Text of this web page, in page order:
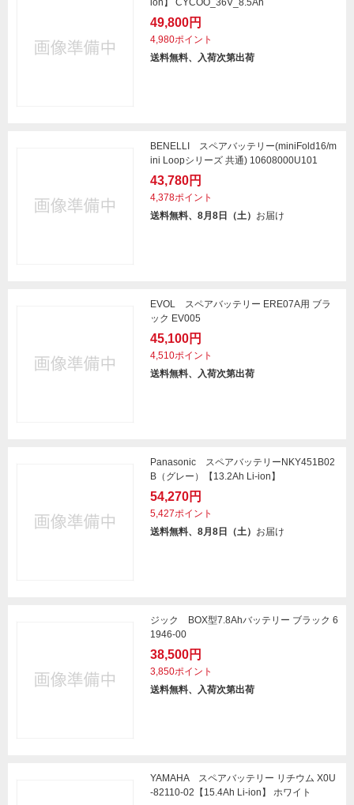
ion】 CYCOO_36V_8.5Ah
49,800円
4,980ポイント
送料無料、入荷次第出荷
BENELLI スペアバッテリー(miniFold16/m
ini Loopシリーズ 共通) 10608000U101
43,780円
4,378ポイント
送料無料、8月8日（土） お届け
EVOL スペアバッテリー ERE07A用 ブラ
ック EV005
45,100円
4,510ポイント
送料無料、入荷次第出荷
Panasonic スペアバッテリーNKY451B02
B（グレー）【13.2Ah Li-ion】
54,270円
5,427ポイント
送料無料、8月8日（土） お届け
ジック BOX型7.8Ahバッテリー ブラック 6
1946-00
38,500円
3,850ポイント
送料無料、入荷次第出荷
YAMAHA スペアバッテリー リチウム X0U
-82110-02【15.4Ah Li-ion】 ホワイト